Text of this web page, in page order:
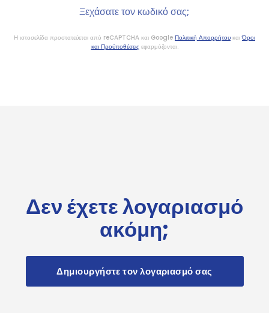
Δεν έχετε λογαριασμό
ακόμη;
Δημιουργήστε τον λογαριασμό σας
Ξεχάσατε τον κωδικό σας;
Η ιστοσελίδα προστατεύεται από reCAPTCHA και Google Πολιτική Απορρήτου καιΌροι
και Προϋποθέσειςεφαρμόζονται.